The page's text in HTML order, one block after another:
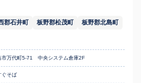
郡石井町 板野郡松茂町
板野郡北島町
市万代町5-71 中央システム倉庫2F
ぐそば